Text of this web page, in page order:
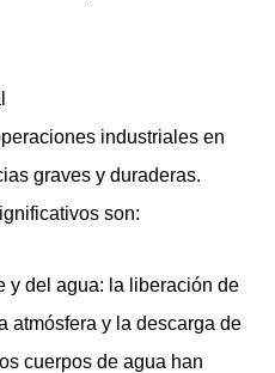
industriales en
graves y duraderas.
son:
y del agua: la liberación de
atmósfera y la descarga de
cuerpos de agua han